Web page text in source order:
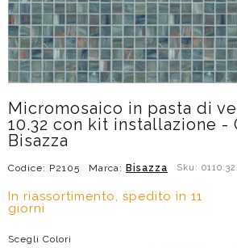
Micromosaico in pasta di
10.32 con kit installazione -
Bisazza
Codice: P2105 Marca: Bisazza Sku:
In riassortimento, spedito in 11
giorni
Scegli Colori